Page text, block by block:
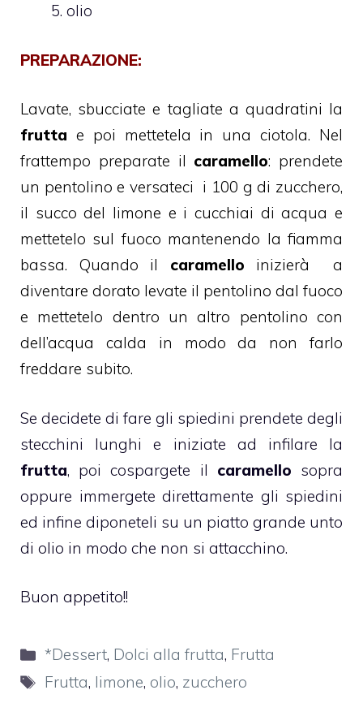
olio
PREPARAZIONE:
Lavate, sbucciate e tagliate a quadratini la
frutta e poi mettetela in una ciotola. Nel
frattempo preparate il caramello: prendete
un pentolino e versateci i 100 g di zucchero,
il succo del limone e i cucchiai di acqua e
mettetelo sul fuoco mantenendo la fiamma
bassa. Quando il caramello inizierà a
diventare dorato levate il pentolino dal fuoco
e mettetelo dentro un altro pentolino con
dell’acqua calda in modo da non farlo
freddare subito.
Se decidete di fare gli spiedini prendete degli
stecchini lunghi e iniziate ad infilare la
frutta, poi cospargete il caramello sopra
oppure immergete direttamente gli spiedini
ed infine diponeteli su un piatto grande unto
di olio in modo che non si attacchino.
Buon appetito!!
Categorie
*Dessert, Dolci alla frutta, Frutta
Tag
Frutta, limone, olio, zucchero